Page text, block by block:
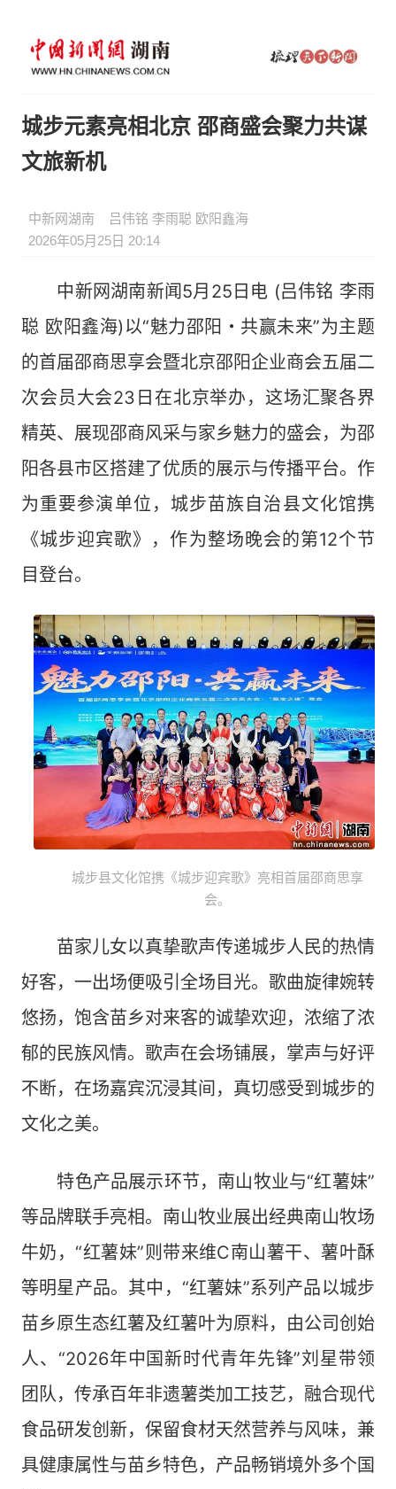
城步元素亮相北京 邵商盛会聚力共谋
文旅新机
中新网湖南
吕伟铭 李雨聪 欧阳鑫海
2026年05月25日 20:14
中新网湖南新闻5月25日电 (吕伟铭 李雨
聪 欧阳鑫海)以“魅力邵阳・共赢未来”为主题
的首届邵商思享会暨北京邵阳企业商会五届二
次会员大会23日在北京举办，这场汇聚各界
精英、展现邵商风采与家乡魅力的盛会，为邵
阳各县市区搭建了优质的展示与传播平台。作
为重要参演单位，城步苗族自治县文化馆携
《城步迎宾歌》，作为整场晚会的第12个节
目登台。
城步县文化馆携《城步迎宾歌》亮相首届邵商思享
会。
苗家儿女以真挚歌声传递城步人民的热情
好客，一出场便吸引全场目光。歌曲旋律婉转
悠扬，饱含苗乡对来客的诚挚欢迎，浓缩了浓
郁的民族风情。歌声在会场铺展，掌声与好评
不断，在场嘉宾沉浸其间，真切感受到城步的
文化之美。
特色产品展示环节，南山牧业与“红薯妹”
等品牌联手亮相。南山牧业展出经典南山牧场
牛奶，“红薯妹”则带来维C南山薯干、薯叶酥
等明星产品。其中，“红薯妹”系列产品以城步
苗乡原生态红薯及红薯叶为原料，由公司创始
人、“2026年中国新时代青年先锋”刘星带领
团队，传承百年非遗薯类加工技艺，融合现代
食品研发创新，保留食材天然营养与风味，兼
具健康属性与苗乡特色，产品畅销境外多个国